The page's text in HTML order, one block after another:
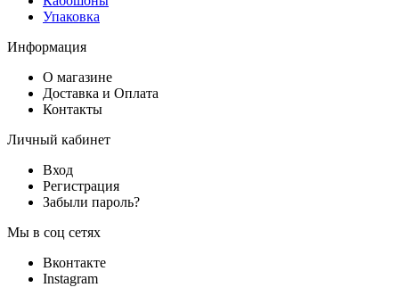
Упаковка
Информация
О магазине
Доставка и Оплата
Контакты
Личный кабинет
Вход
Регистрация
Забыли пароль?
Мы в соц сетях
Вконтакте
Instagram